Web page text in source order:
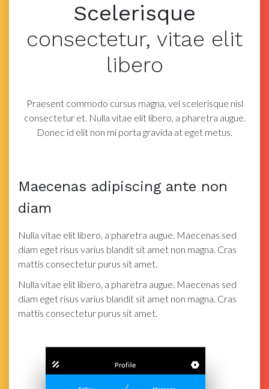
Scelerisque
consectetur, vitae elit
libero
Praesent commodo cursus magna, vel scelerisque nisl
consectetur et. Nulla vitae elit libero, a pharetra augue.
Donec id elit non mi porta gravida at eget metus.
Maecenas adipiscing ante non
diam
Nulla vitae elit libero, a pharetra augue. Maecenas sed
diam eget risus varius blandit sit amet non magna. Cras
mattis consectetur purus sit amet.
Nulla vitae elit libero, a pharetra augue. Maecenas sed
diam eget risus varius blandit sit amet non magna. Cras
mattis consectetur purus sit amet.